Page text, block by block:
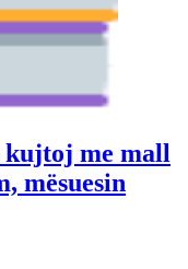
kujtoj me mall
mësuesin